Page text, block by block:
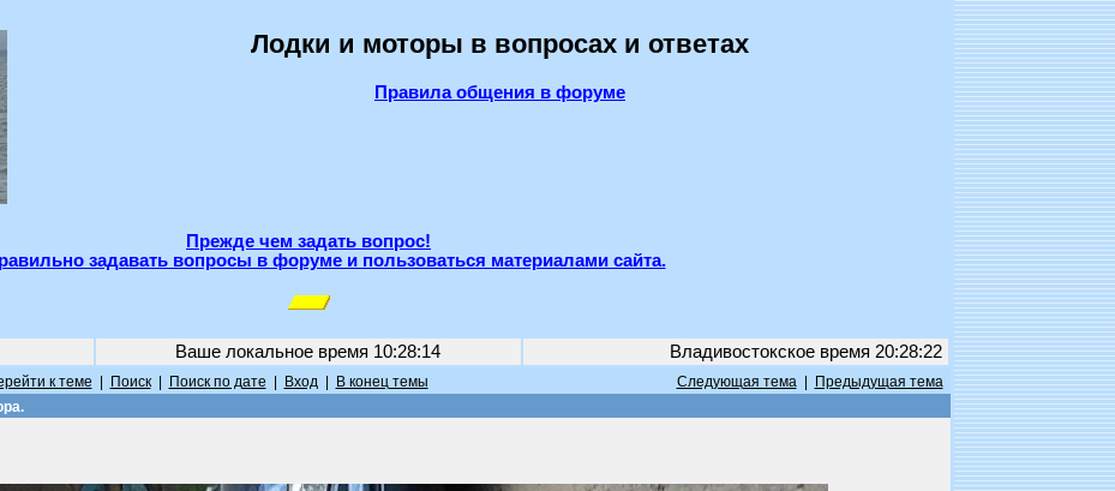
Лодки и моторы в вопросах и ответах
Правила общения в форуме
Прежде чем задать вопрос!
задавать вопросы в форуме и пользоваться материалами сайта.
Ваше локальное время 10:28:14 Владивостокское время 20:28:22
к теме Поиск| Поиск по дате Вход| В конец темы Следующая тема|
Предыдущая тема